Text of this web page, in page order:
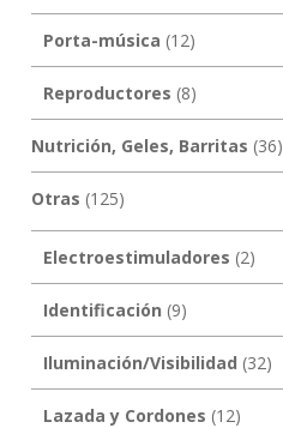
Porta-música (12)
Reproductores (8)
Nutrición, Geles, Barritas (36)
Otras (125)
Electroestimuladores (2)
Identificación (9)
Iluminación/Visibilidad (32)
Lazada y Cordones (12)